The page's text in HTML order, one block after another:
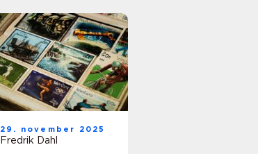
29. november 2025
Fredrik Dahl